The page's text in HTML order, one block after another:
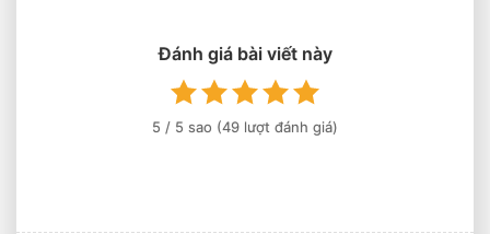
Đánh giá bài viết này
5 / 5 sao (49 lượt đánh giá)